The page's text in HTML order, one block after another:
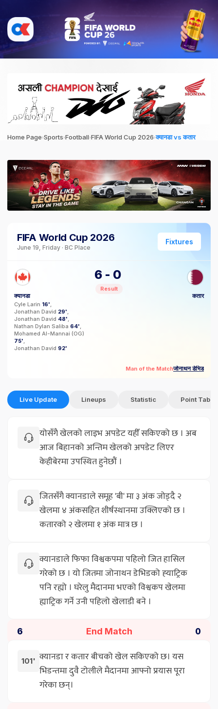
Home Page›Sports›Football›FIFA World Cup 2026›क्यानडा vs कतार
FIFA World Cup 2026
June 19, Friday · BC Place
Fixtures
क्यानडा
Cyle Larin 16'
Jonathan David 29'
Jonathan David 48'
Nathan Dylan Saliba 64'
Mohamed Al-Mannai (OG)
75'
Jonathan David 92'
6 - 0
Result
कतार
Man of the Matchजोनाथन डेभिड
Live Update Lineups Statistic Point Table
योसँगै खेलको लाइभ अपडेट यहीँ सकिएको छ । अब
आज बिहानको अन्तिम खेलको अपडेट लिएर
केहीबेरमा उपस्थित हुनेछौं ।
जितसँगै क्यानडाले समूह 'बी' मा ३ अंक जोड्दै २
खेलमा ४ अंकसहित शीर्षस्थानमा उक्लिएको छ ।
कतारको २ खेलमा १ अंक मात्र छ ।
क्यानडाले फिफा विश्वकपमा पहिलो जित हासिल
गरेको छ । यो जितमा जोनाथन डेभिडको ह्‍याट्रिक
पनि रह्यो । घरेलु मैदानमा भएको विश्वकप खेलमा
ह्याट्रिक गर्ने उनी पहिलो खेलाडी बने ।
6 End Match 0
101' क्यानडा र कतार बीचको खेल सकिएको छ। यस
भिडन्तमा दुवै टोलीले मैदानमा आफ्नो प्रयास पूरा
गरेका छन्।